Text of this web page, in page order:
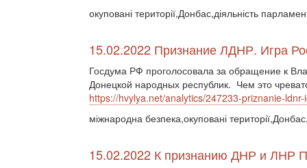
окуповані території,Донбас,діяльність
15.02.2022 Признание ЛДНР. Игра
Госдума РФ проголосовала за обращение к
Донецкой народных республик. Чем это
https://hvylya.net/analytics/247233-priznanie-
міжнародна безпека,окуповані
15.02.2022 К признанию ДНР и ЛНР